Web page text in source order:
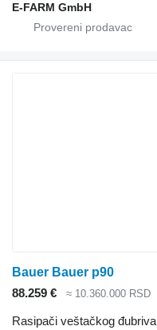
E-FARM GmbH
Bauer Bauer p90
88.259 €
≈ 10.360.000 RSD
Rasipači veštačkog đubriva